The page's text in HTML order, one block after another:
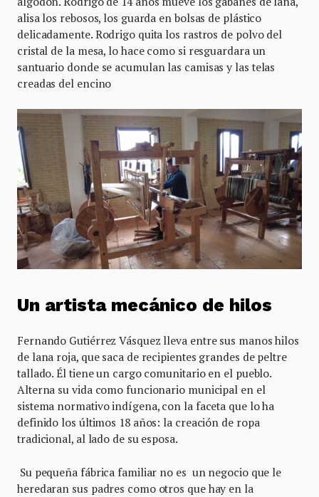
alisa los rebosos, los guarda en bolsas de plástico
delicadamente. Rodrigo quita los rastros de polvo del
cristal de la mesa, lo hace como si resguardara un
santuario donde se acumulan las camisas y las telas
creadas del encino
Un artista mecánico de hilos
Fernando Gutiérrez Vásquez lleva entre sus manos hilos
de lana roja, que saca de recipientes grandes de peltre
tallado. Él tiene un cargo comunitario en el pueblo.
Alterna su vida como funcionario municipal en el
sistema normativo indígena, con la faceta que lo ha
definido los últimos 18 años: la creación de ropa
tradicional, al lado de su esposa.
Su pequeña fábrica familiar no es un negocio que le
heredaran sus padres como otros que hay en la